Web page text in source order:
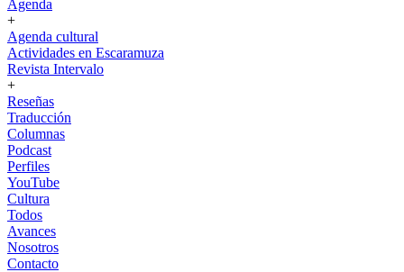
Agenda
+
Agenda cultural
Actividades en Escaramuza
Revista Intervalo
+
Reseñas
Traducción
Columnas
Podcast
Perfiles
YouTube
Cultura
Todos
Avances
Nosotros
Contacto